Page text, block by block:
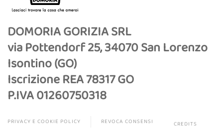
DOMORIA GORIZIA SRL
via Pottendorf 25, 34070 San Lorenzo
Isontino (GO)
Iscrizione REA 78317 GO
P.IVA 01260750318
PRIVACY E COOKIE POLICY REVOCA CONSENSI CREDITS